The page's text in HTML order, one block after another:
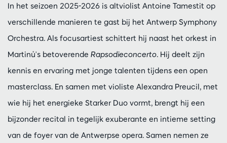
In het seizoen 2025-2026 is altviolist Antoine Tamestit op
verschillende manieren te gast bij het Antwerp Symphony
Orchestra. Als focusartiest schittert hij naast het orkest in
Martinů's betoverende Rapsodieconcerto. Hij deelt zijn
kennis en ervaring met jonge talenten tijdens een open
masterclass. En samen met violiste Alexandra Preucil, met
wie hij het energieke Starker Duo vormt, brengt hij een
bijzonder recital in tegelijk exuberante en intieme setting
van de foyer van de Antwerpse opera. Samen nemen ze